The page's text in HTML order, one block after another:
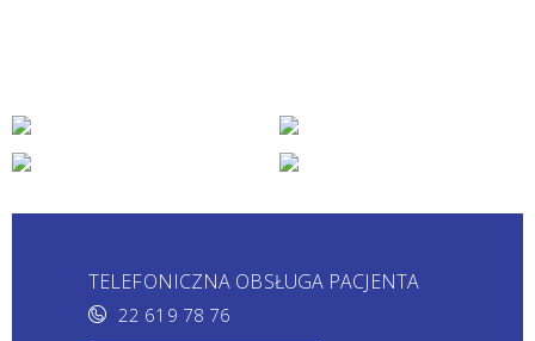
TELEFONICZNA OBSŁUGA PACJENTA
22 619 78 76